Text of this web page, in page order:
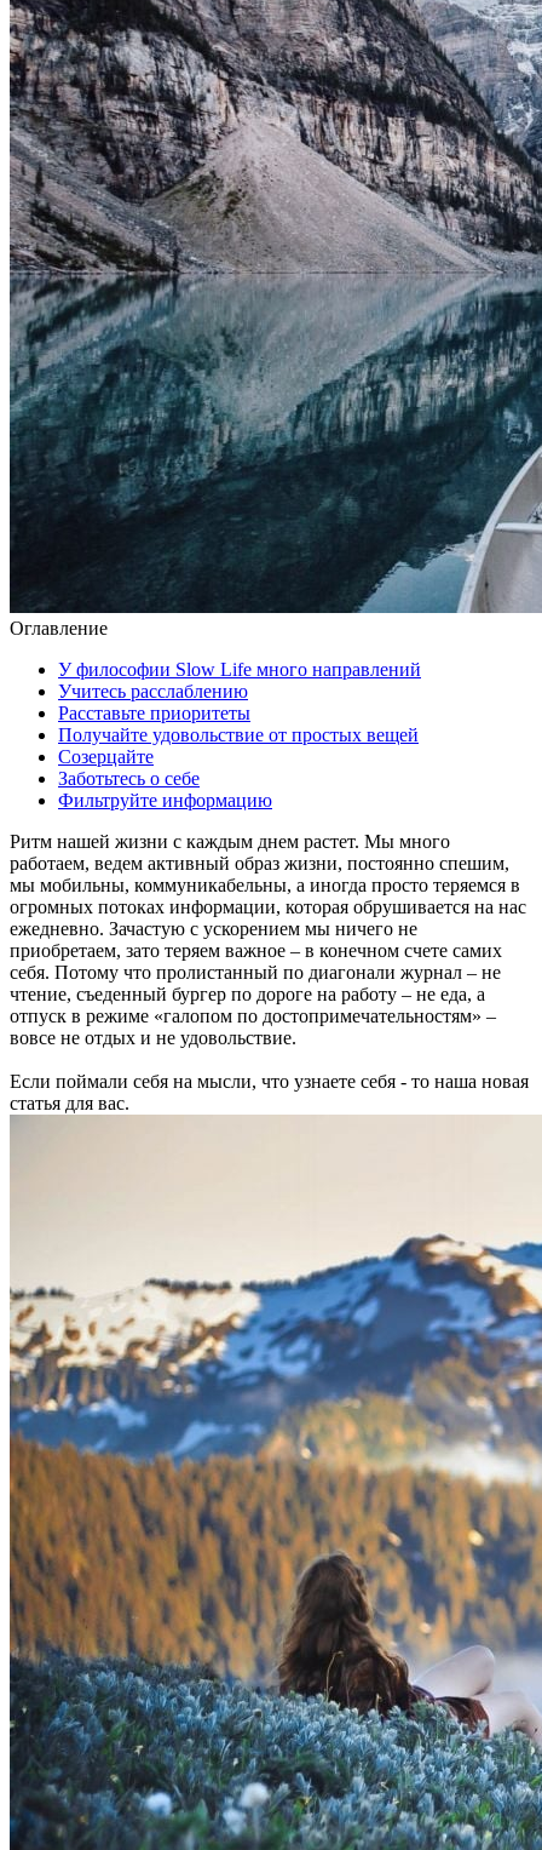
Оглавление
У философии Slow Life много направлений
Учитесь расслаблению
Расставьте приоритеты
Получайте удовольствие от простых вещей
Созерцайте
Заботьтесь о себе
Фильтруйте информацию
Ритм нашей жизни с каждым днем растет. Мы много
работаем, ведем активный образ жизни, постоянно спешим,
мы мобильны, коммуникабельны, а иногда просто теряемся в
огромных потоках информации, которая обрушивается на нас
ежедневно. Зачастую с ускорением мы ничего не
приобретаем, зато теряем важное – в конечном счете самих
себя. Потому что пролистанный по диагонали журнал – не
чтение, съеденный бургер по дороге на работу – не еда, а
отпуск в режиме «галопом по достопримечательностям» –
вовсе не отдых и не удовольствие.
Если поймали себя на мысли, что узнаете себя - то наша новая
статья для вас.